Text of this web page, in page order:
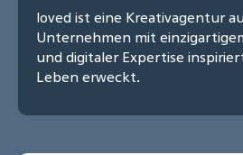
loved ist eine Kreativagentur
Unternehmen mit
und digitaler Expertise
Leben erweckt.